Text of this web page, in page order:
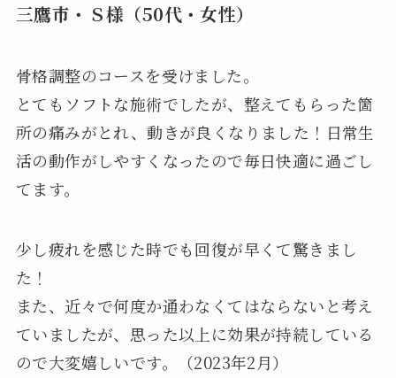
三鷹市・Ｓ様（50代・女性）
骨格調整のコースを受けました。
とてもソフトな施術でしたが、整えてもらった箇
所の痛みがとれ、動きが良くなりました！日常生
活の動作がしやすくなったので毎日快適に過ごし
てます。
少し疲れを感じた時でも回復が早くて驚きまし
た！
また、近々で何度か通わなくてはならないと考え
ていましたが、思った以上に効果が持続している
ので大変嬉しいです。（2023年2月）